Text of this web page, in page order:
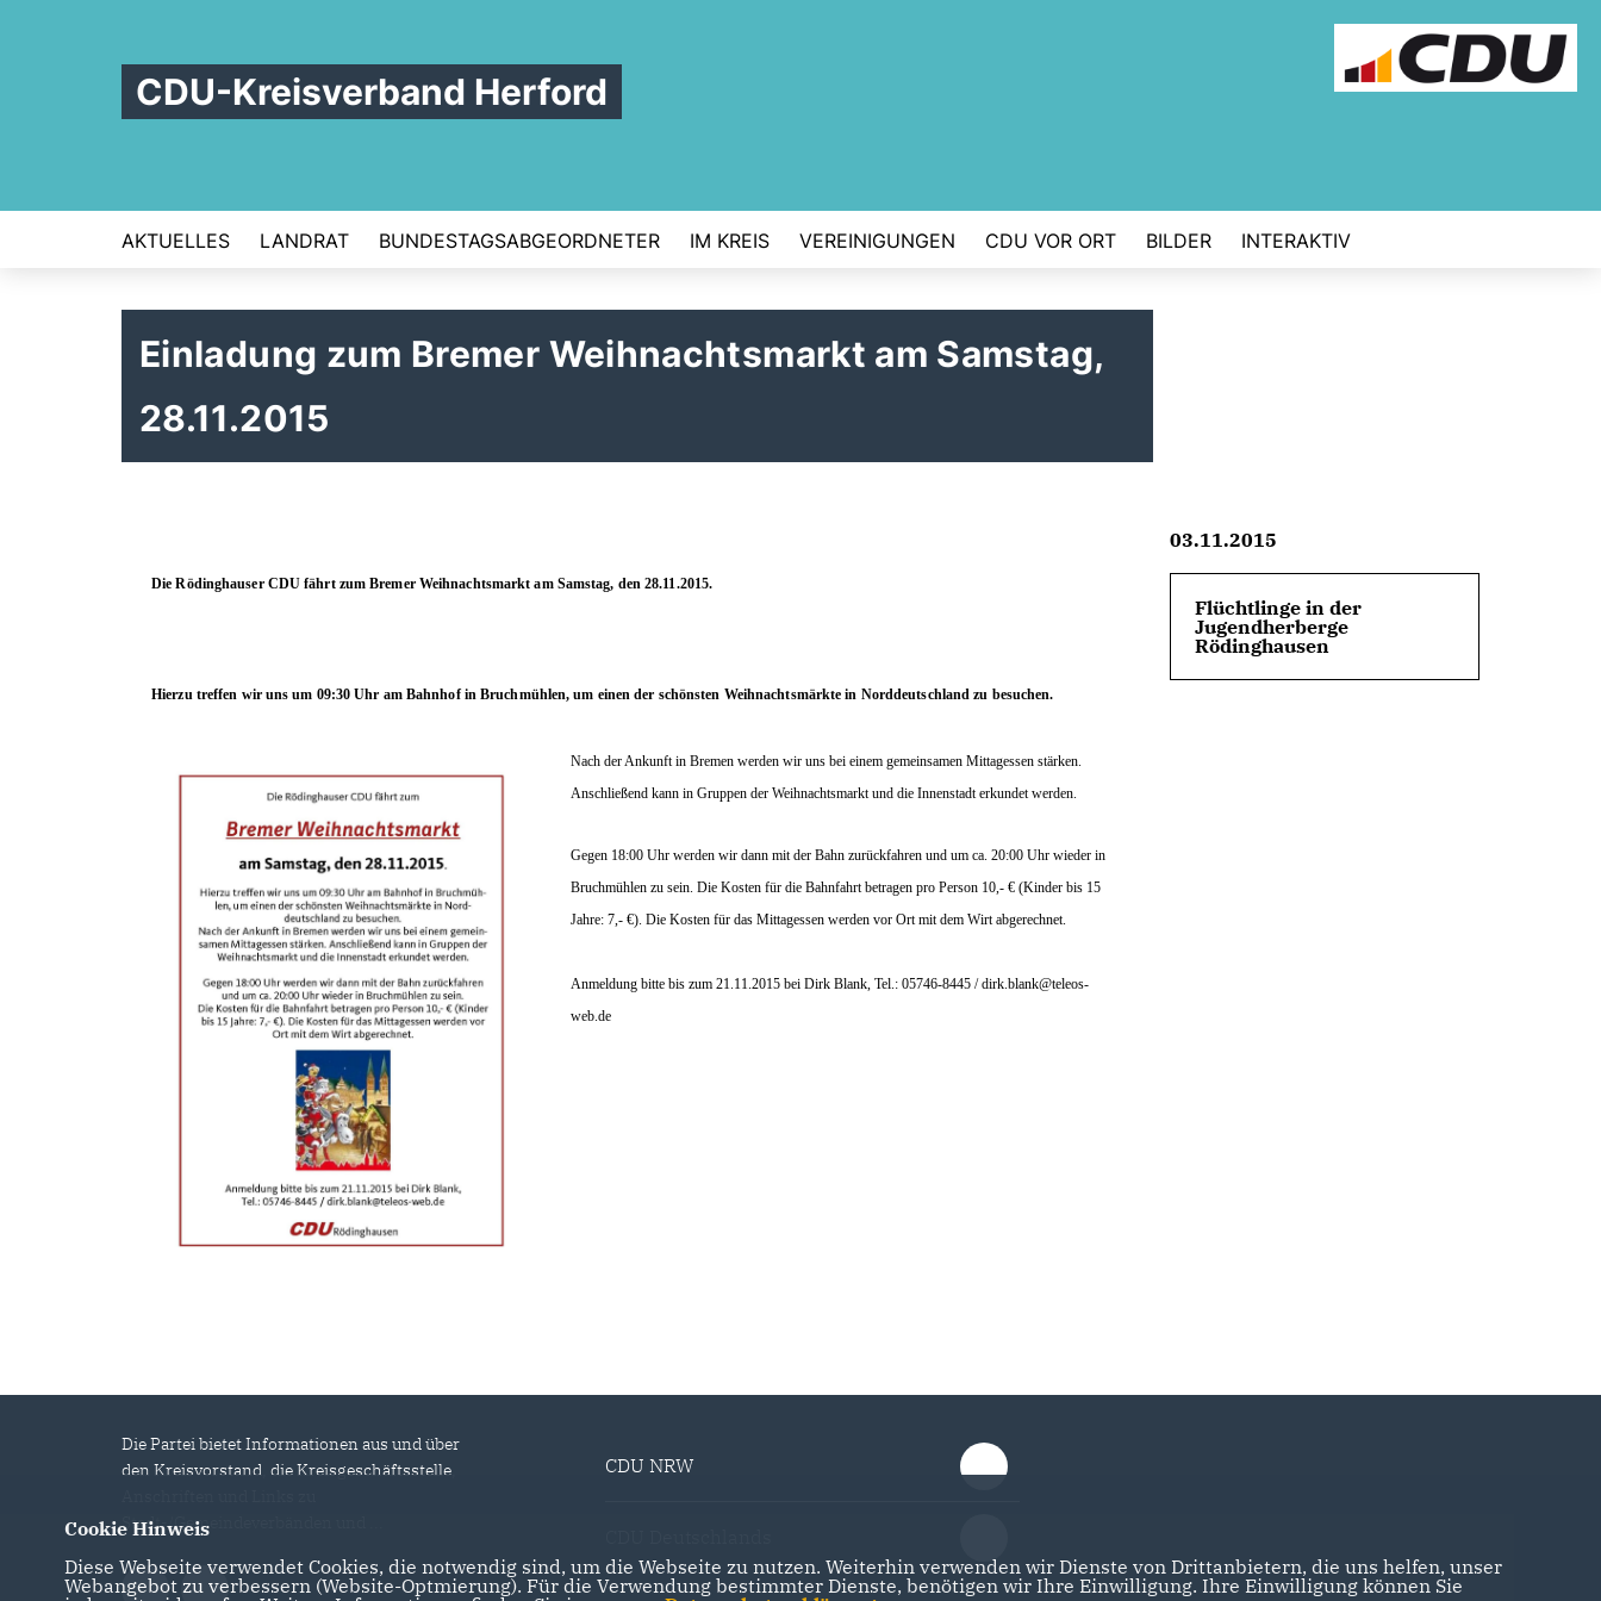
CDU-Kreisverband Herford
AKTUELLES LANDRAT BUNDESTAGSABGEORDNETER IM KREIS VEREINIGUNGEN CDU VOR ORT BILDER INTERAKTIV
Einladung zum Bremer Weihnachtsmarkt am Samstag,
28.11.2015
Die Rödinghauser CDU fährt zum Bremer Weihnachtsmarkt am Samstag, den 28.11.2015.
Hierzu treffen wir uns um 09:30 Uhr am Bahnhof in Bruchmühlen, um einen der schönsten Weihnachtsmärkte in Norddeutschland zu besuchen.
Nach der Ankunft in Bremen werden wir uns bei einem gemeinsamen Mittagessen stärken.
Anschließend kann in Gruppen der Weihnachtsmarkt und die Innenstadt erkundet werden.
Gegen 18:00 Uhr werden wir dann mit der Bahn zurückfahren und um ca. 20:00 Uhr wieder in
Bruchmühlen zu sein. Die Kosten für die Bahnfahrt betragen pro Person 10,- € (Kinder bis 15
Jahre: 7,- €). Die Kosten für das Mittagessen werden vor Ort mit dem Wirt abgerechnet.
Anmeldung bitte bis zum 21.11.2015 bei Dirk Blank, Tel.: 05746-8445 / dirk.blank@teleos-
web.de
03.11.2015
Flüchtlinge in der
Jugendherberge
Rödinghausen
Die Partei bietet Informationen aus und über
den Kreisvorstand, die Kreisgeschäftsstelle,
Stadt-/Gemeindeverbänden und ...
CDU NRW
Cookie Hinweis
Diese Webseite verwendet Cookies, die notwendig sind, um die Webseite zu nutzen. Weiterhin verwenden wir Dienste von Drittanbietern, die uns helfen, unser
Webangebot zu verbessern (Website-Optmierung). Für die Verwendung bestimmter Dienste, benötigen wir Ihre Einwilligung. Ihre Einwilligung können Sie